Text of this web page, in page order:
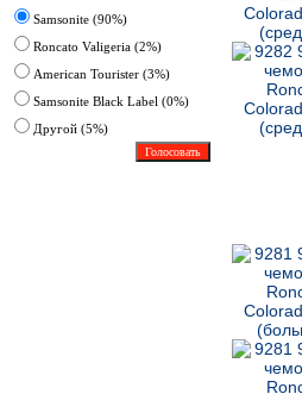
Samsonite (90%)
Roncato Valigeria (2%)
American Tourister (3%)
Samsonite Black Label (0%)
Другoй (5%)